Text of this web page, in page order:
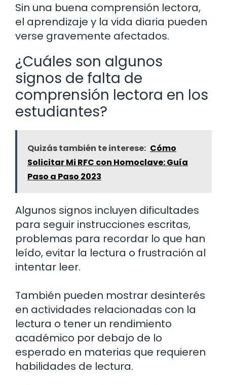
Sin una buena comprensión lectora,
el aprendizaje y la vida diaria pueden
verse gravemente afectados.
¿Cuáles son algunos
signos de falta de
comprensión lectora en los
estudiantes?
Quizás también te interese: Cómo
Solicitar Mi RFC con Homoclave: Guía
Paso a Paso 2023
Algunos signos incluyen dificultades
para seguir instrucciones escritas,
problemas para recordar lo que han
leído, evitar la lectura o frustración al
intentar leer.
También pueden mostrar desinterés
en actividades relacionadas con la
lectura o tener un rendimiento
académico por debajo de lo
esperado en materias que requieren
habilidades de lectura.